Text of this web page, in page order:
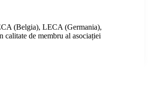
(Belgia), LECA (Germania),
calitate de membru al asociației